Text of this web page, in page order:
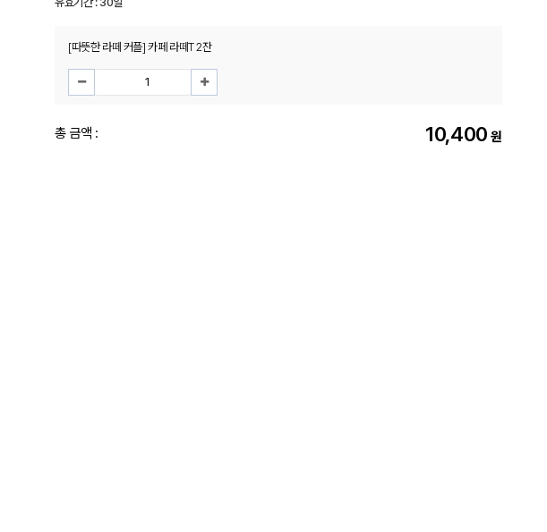
[따뜻한 라떼 커플] 카페 라떼T 2잔
총 금액 : 10,400 원